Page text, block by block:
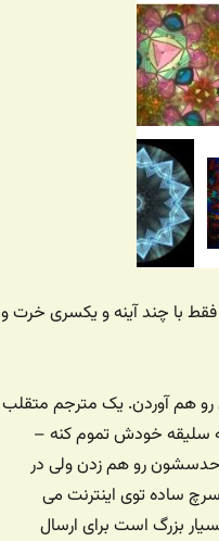
با چند آینه و یکسری خرت و
رو هم آوردن. یک مترجم متقلب
سلیقه خودش تموم کنه –
رو هم زدن ولی در
ساده توی اینترنت می
بزرگ است برای ارسال